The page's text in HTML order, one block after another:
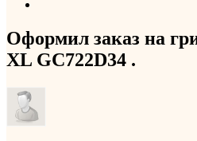
Оформил заказ на
XL GC722D34 .